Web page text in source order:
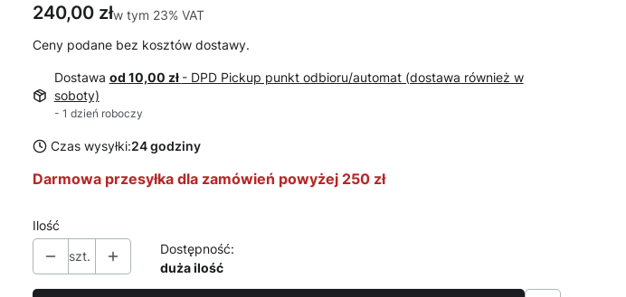
Cena
240,00 złw tym 23% VAT
w tym 23% VAT
Ceny podane bez kosztów dostawy.
Dostawa od 10,00 zł - DPD Pickup punkt odbioru/automat (dostawa również w
soboty)
- 1 dzień roboczy
Czas wysyłki:24 godziny
Darmowa przesyłka dla zamówień powyżej 250 zł
Ilość
szt.
Dostępność:
duża ilość